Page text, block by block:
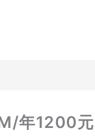
年1200元